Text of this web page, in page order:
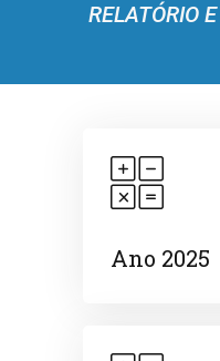
RELATÓRIO
Ano 2025